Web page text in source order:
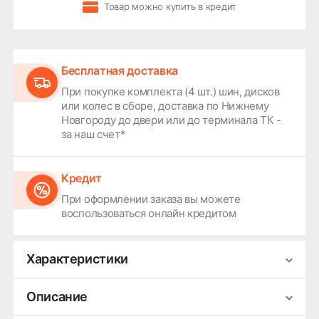
Товар можно купить в кредит
Бесплатная доставка
При покупке комплекта (4 шт.) шин, дисков
или колес в сборе, доставка по Нижнему
Новгороду до двери или до терминала ТК -
за наш счет*
Кредит
При оформлении заказа вы можете
воспользоваться онлайн кредитом
Характеристики
Производитель
Ширина
7.5
Описание